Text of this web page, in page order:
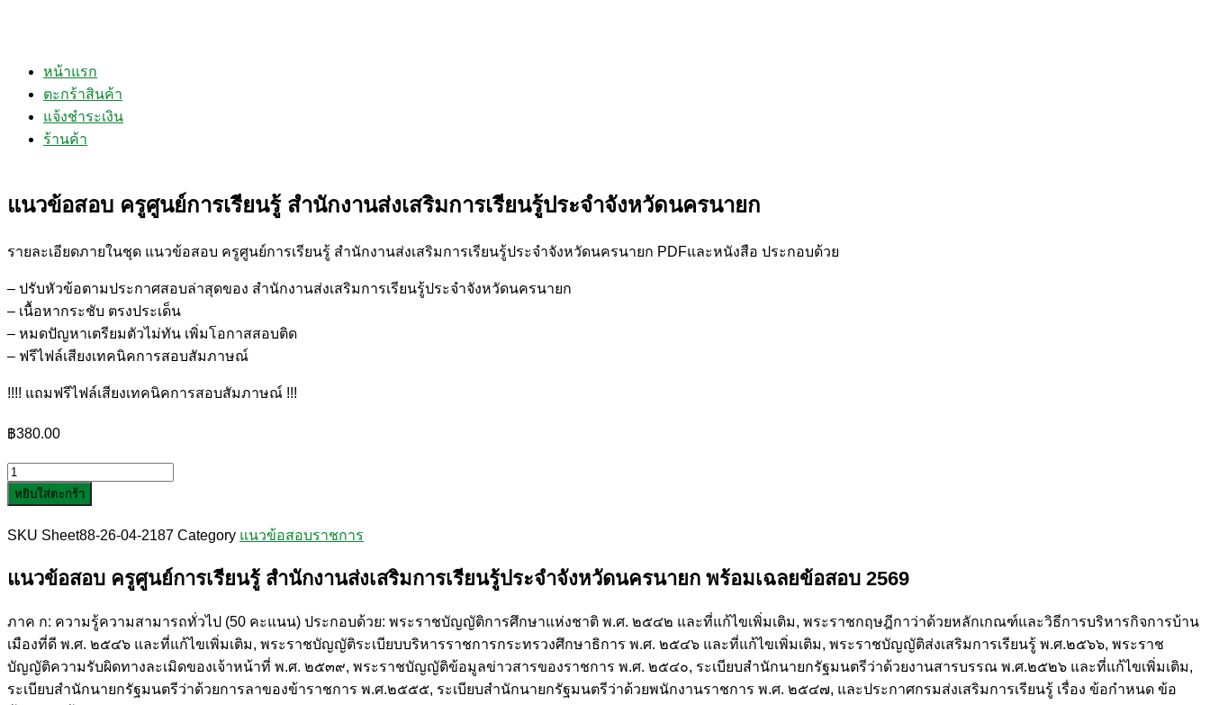
หน้าแรก
ตะกร้าสินค้า
แจ้งชำระเงิน
ร้านค้า
แนวข้อสอบ ครูศูนย์การเรียนรู้ สำนักงานส่งเสริมการเรียนรู้ประจำจังหวัดนครนายก
รายละเอียดภายในชุด แนวข้อสอบ ครูศูนย์การเรียนรู้ สำนักงานส่งเสริมการเรียนรู้ประจำจังหวัดนครนายก PDFและหนังสือ ประกอบด้วย
– ปรับหัวข้อตามประกาศสอบล่าสุดของ สำนักงานส่งเสริมการเรียนรู้ประจำจังหวัดนครนายก
– เนื้อหากระชับ ตรงประเด็น
– หมดปัญหาเตรียมตัวไม่ทัน เพิ่มโอกาสสอบติด
– ฟรีไฟล์เสียงเทคนิคการสอบสัมภาษณ์
!!!! แถมฟรีไฟล์เสียงเทคนิคการสอบสัมภาษณ์ !!!
฿380.00
จำนวน
แนว
ครู
การ
รู้
สำนักงาน
ส่ง
เสริม
หยิบใส่ตะกร้า
SKU Sheet88-26-04-2187 Category แนวข้อสอบราชการ
แนวข้อสอบ ครูศูนย์การเรียนรู้ สำนักงานส่งเสริมการเรียนรู้ประจำจังหวัดนครนายก พร้อมเฉลยข้อสอบ 2569
ภาค ก: ความรู้ความสามารถทั่วไป (50 คะแนน) ประกอบด้วย: พระราชบัญญัติการศึกษาแห่งชาติ พ.ศ. ๒๕๔๒ และที่แก้ไขเพิ่มเติม, พระราชกฤษฎีกาว่าด้วยหลักเกณฑ์และวิธีการบริหารกิจการบ้าน
เมืองที่ดี พ.ศ. ๒๕๔๖ และที่แก้ไขเพิ่มเติม, พระราชบัญญัติระเบียบบริหารราชการกระทรวงศึกษาธิการ พ.ศ. ๒๕๔๖ และที่แก้ไขเพิ่มเติม, พระราชบัญญัติส่งเสริมการเรียนรู้ พ.ศ.๒๕๖๖, พระราช
บัญญัติความรับผิดทางละเมิดของเจ้าหน้าที่ พ.ศ. ๒๕๓๙, พระราชบัญญัติข้อมูลข่าวสารของราชการ พ.ศ. ๒๕๔๐, ระเบียบสำนักนายกรัฐมนตรีว่าด้วยงานสารบรรณ พ.ศ.๒๕๒๖ และที่แก้ไขเพิ่มเติม,
ระเบียบสำนักนายกรัฐมนตรีว่าด้วยการลาของข้าราชการ พ.ศ.๒๕๕๕, ระเบียบสำนักนายกรัฐมนตรีว่าด้วยพนักงานราชการ พ.ศ. ๒๕๔๗, และประกาศกรมส่งเสริมการเรียนรู้ เรื่อง ข้อกำหนด ข้อ